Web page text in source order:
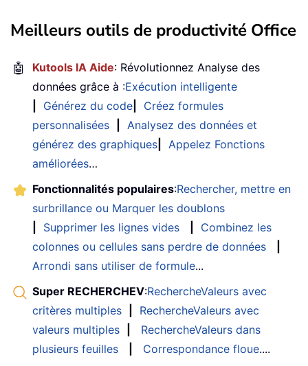
Meilleurs outils de productivité Office
🤖 Kutools IA Aide: Révolutionnez Analyse des
données grâce à :Exécution intelligente
Générez du code
Créez formules
personnalisées
Analysez des données et
générez des graphiques
Appelez Fonctions
améliorées…
Fonctionnalités populaires:Rechercher, mettre en
surbrillance ou Marquer les doublons
Supprimer les lignes vides
Combinez les
colonnes ou cellules sans perdre de données
Arrondi sans utiliser de formule...
Super RECHERCHEV:RechercheValeurs avec
critères multiples
RechercheValeurs avec
valeurs multiples
RechercheValeurs dans
plusieurs feuilles
Correspondance floue....